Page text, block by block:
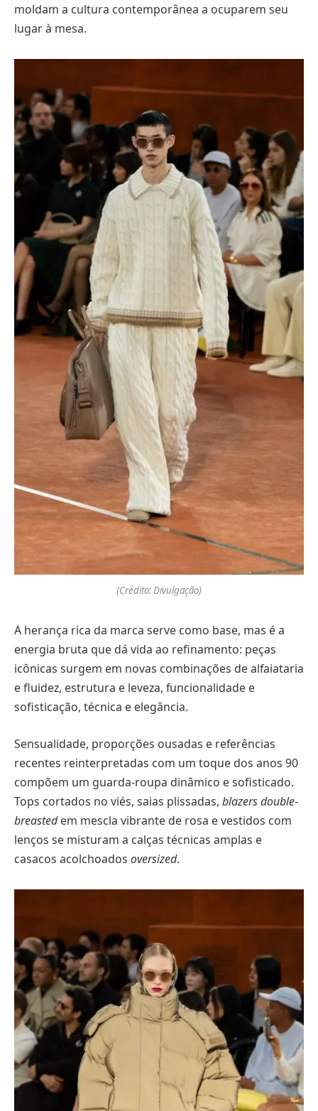
moldam a cultura contemporânea a ocuparem seu
lugar à mesa.
(Crédito: Divulgação)
A herança rica da marca serve como base, mas é a
energia bruta que dá vida ao refinamento: peças
icônicas surgem em novas combinações de alfaiataria
e fluidez, estrutura e leveza, funcionalidade e
sofisticação, técnica e elegância.
Sensualidade, proporções ousadas e referências
recentes reinterpretadas com um toque dos anos 90
compõem um guarda-roupa dinâmico e sofisticado.
Tops cortados no viés, saias plissadas, blazers double-
breastedem mescla vibrante de rosa e vestidos com
lenços se misturam a calças técnicas amplas e
casacos acolchoados oversized.